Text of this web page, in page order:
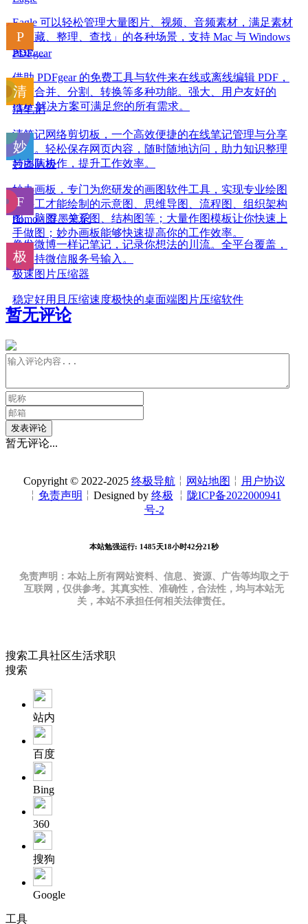
Eagle 可以轻松管理大量图片、视频、音频素材，满足素材
「收藏、整理、查找」的各种场景，支持 Mac 与 Windows
系统。
PDFgear
借助 PDFgear 的免费工具与软件来在线或离线编辑 PDF，
还有合并、分割、转换等多种功能。强大、用户友好的
PDF 解决方案可满足您的所有需求。
清笔记
清笔记网络剪切板，一个高效便捷的在线笔记管理与分享
平台。轻松保存网页内容，随时随地访问，助力知识整理
与团队协作，提升工作效率。
妙办画板
妙办画板，专门为您研发的画图软件工具，实现专业绘图
软件工才能绘制的示意图、思维导图、流程图、组织架构
图、脑图、关系图、结构图等；大量作图模板让你快速上
手做图；妙办画板能够快速提高你的工作效率。
flomo · 浮墨笔记
像发微博一样记笔记，记录你想法的川流。全平台覆盖，
还支持微信服务号输入。
极速图片压缩器
稳定好用且压缩速度极快的桌面端图片压缩软件
暂无评论
发表评论
暂无评论...
Copyright © 2022-2025 终极导航 ╎ 网站地图 ╎ 用户协议
╎ 免责声明 ╎Designed by 终极 ╎ 陇ICP备2022000941
号-2
本站勉强运行: 1485天18小时42分21秒
免责声明：本站上所有网站资料、信息、资源、广告等均取之于
互联网，仅供参考。其真实性、准确性，合法性，均与本站无
关，本站不承担任何相关法律责任。
搜索工具社区生活求职
搜索
站内
百度
Bing
360
搜狗
Google
工具